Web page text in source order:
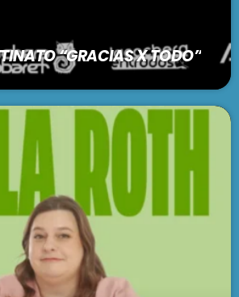
“GRACIAS X TODO”